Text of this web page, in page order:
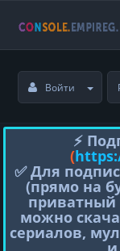
Войти
⚡️
(
✅ Для
(прямо на
приватный
можно
сериалов,